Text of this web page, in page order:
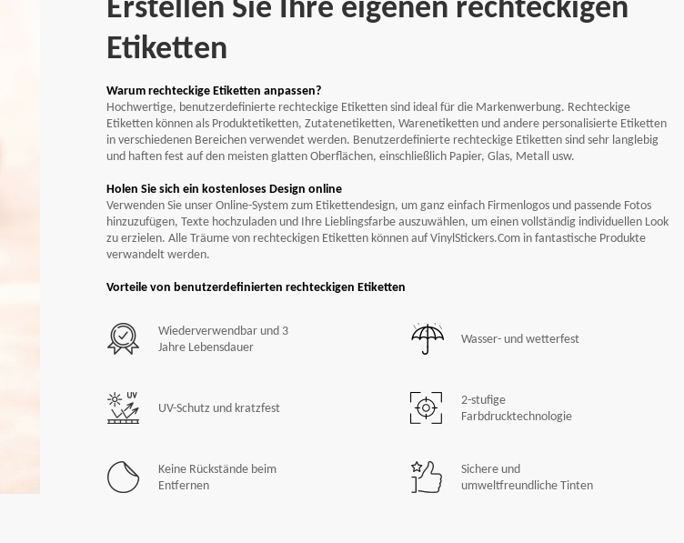
jede
Frei Runde Ecken Frei Formenoptionen
Etiketten
Warum rechteckige Etiketten anpassen?
Hochwertige, benutzerdefinierte rechteckige Etiketten sind ideal für die Markenwerbung. Rechteckige
Etiketten können als Produktetiketten, Zutatenetiketten, Warenetiketten und andere personalisierte Etiketten
in verschiedenen Bereichen verwendet werden. Benutzerdefinierte rechteckige Etiketten sind sehr langlebig
und haften fest auf den meisten glatten Oberflächen, einschließlich Papier, Glas, Metall usw.
Holen Sie sich ein kostenloses Design online
Verwenden Sie unser Online-System zum Etikettendesign, um ganz einfach Firmenlogos und passende Fotos
hinzuzufügen, Texte hochzuladen und Ihre Lieblingsfarbe auszuwählen, um einen vollständig individuellen Look
zu erzielen. Alle Träume von rechteckigen Etiketten können auf VinylStickers.Com in fantastische Produkte
verwandelt werden.
Vorteile von benutzerdefinierten rechteckigen Etiketten
Wiederverwendbar und 3
Jahre Lebensdauer
Wasser- und wetterfest
UV-Schutz und kratzfest
2-stufige
Farbdrucktechnologie
Keine Rückstände beim
Entfernen
Sichere und
umweltfreundliche Tinten